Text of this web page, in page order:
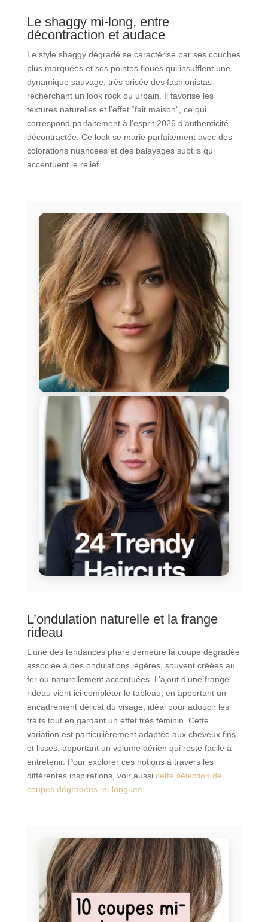
Le shaggy mi-long, entre
décontraction et audace
Le style shaggy dégradé se caractérise par ses couches
plus marquées et ses pointes floues qui insufflent une
dynamique sauvage, très prisée des fashionistas
recherchant un look rock ou urbain. Il favorise les
textures naturelles et l’effet “fait maison”, ce qui
correspond parfaitement à l’esprit 2026 d’authenticité
décontractée. Ce look se marie parfaitement avec des
colorations nuancées et des balayages subtils qui
accentuent le relief.
L’ondulation naturelle et la frange
rideau
L’une des tendances phare demeure la coupe dégradée
associée à des ondulations légères, souvent créées au
fer ou naturellement accentuées. L’ajout d’une frange
rideau vient ici compléter le tableau, en apportant un
encadrement délicat du visage, idéal pour adoucir les
traits tout en gardant un effet très féminin. Cette
variation est particulièrement adaptée aux cheveux fins
et lisses, apportant un volume aérien qui reste facile à
entretenir. Pour explorer ces notions à travers les
différentes inspirations, voir aussi cette sélection de
coupes dégradées mi-longues.